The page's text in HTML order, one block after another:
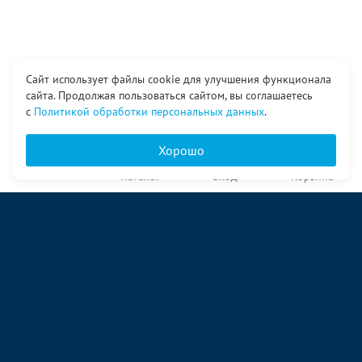
Сайт использует файлы cookie для улучшения функционала
сайта. Продолжая пользоваться сайтом, вы соглашаетесь
с Политикой обработки персональных данных.
Хорошо